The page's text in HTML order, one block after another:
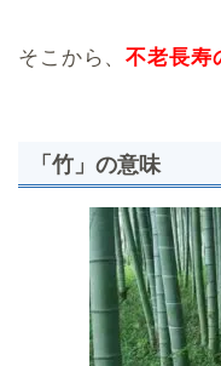
そこから、不老長寿
「竹」の意味